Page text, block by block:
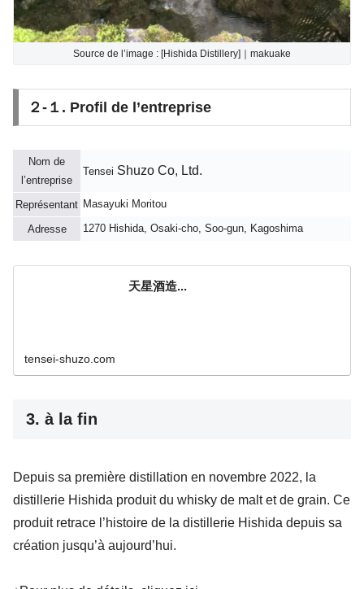
Source de l’image : [Hishida Distillery]｜makuake
２-１. Profil de l’entreprise
Nom de
l’entreprise
Tensei Shuzo Co, Ltd.
Représentant Masayuki Moritou
Adresse 1270 Hishida, Osaki-cho, Soo-gun, Kagoshima
天星酒造...
tensei-shuzo.com
3. à la fin
Depuis sa première distillation en novembre 2022, la
distillerie Hishida produit du whisky de malt et de grain. Ce
produit retrace l’histoire de la distillerie Hishida depuis sa
création jusqu’à aujourd’hui.